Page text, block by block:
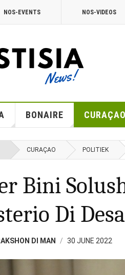
NOS-EVENTS NOS-VIDEOS
BONAIRE CURAÇAO
CURAÇAO POLITIEK
Bini
Di
DI MAN 30 JUNE 2022